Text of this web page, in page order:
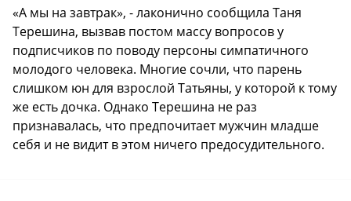
«А мы на завтрак», - лаконично сообщила Таня
Терешина, вызвав постом массу вопросов у
подписчиков по поводу персоны симпатичного
молодого человека. Многие сочли, что парень
слишком юн для взрослой Татьяны, у которой к тому
же есть дочка. Однако Терешина не раз
признавалась, что предпочитает мужчин младше
себя и не видит в этом ничего предосудительного.